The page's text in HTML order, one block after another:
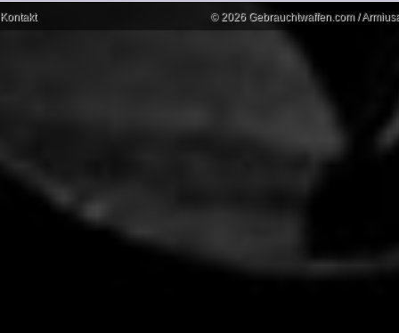
Kontakt © 2026 Gebrauchtwaffen.com /